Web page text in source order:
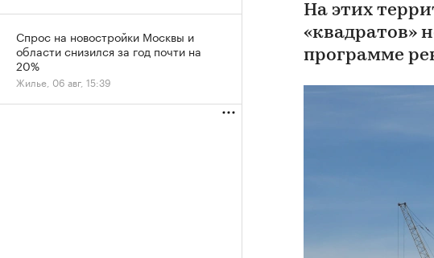
На этих
«квадратов»
программе
Спрос на новостройки Москвы и
области снизился за год почти на
20%
Жилье, 06 авг, 15:39